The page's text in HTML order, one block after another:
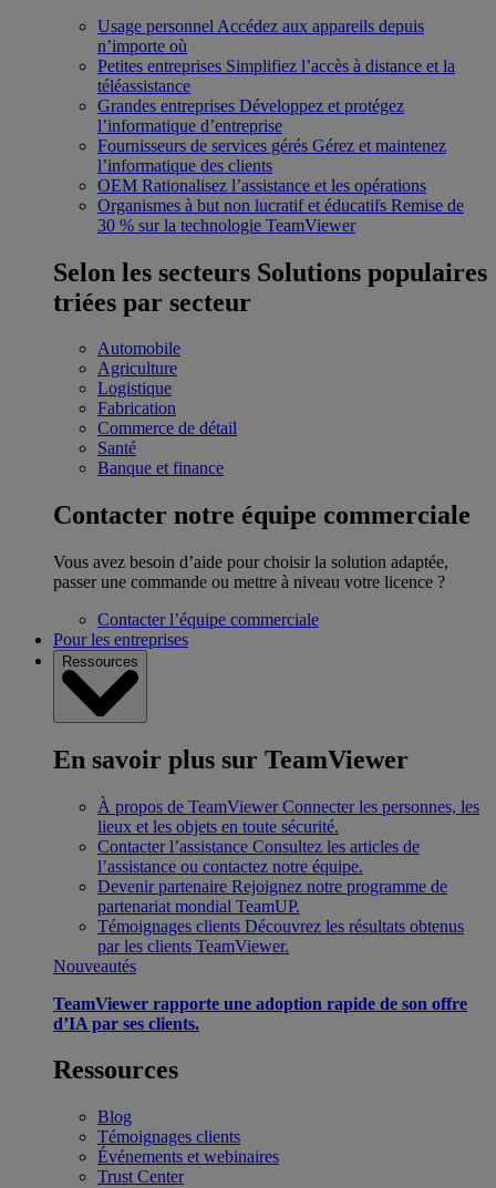
Usage personnel Accédez aux appareils depuis
n’importe où
Petites entreprises Simplifiez l’accès à distance et la
téléassistance
Grandes entreprises Développez et protégez
l’informatique d’entreprise
Fournisseurs de services gérés Gérez et maintenez
l’informatique des clients
OEM Rationalisez l’assistance et les opérations
Organismes à but non lucratif et éducatifs Remise de
30 % sur la technologie TeamViewer
Selon les secteurs Solutions populaires
triées par secteur
Automobile
Agriculture
Logistique
Fabrication
Commerce de détail
Santé
Banque et finance
Contacter notre équipe commerciale
Vous avez besoin d’aide pour choisir la solution adaptée,
passer une commande ou mettre à niveau votre licence ?
Contacter l’équipe commerciale
Pour les entreprises
Ressources
En savoir plus sur TeamViewer
À propos de TeamViewer Connecter les personnes, les
lieux et les objets en toute sécurité.
Contacter l’assistance Consultez les articles de
l’assistance ou contactez notre équipe.
Devenir partenaire Rejoignez notre programme de
partenariat mondial TeamUP.
Témoignages clients Découvrez les résultats obtenus
par les clients TeamViewer.
Nouveautés
TeamViewer rapporte une adoption rapide de son offre
d’IA par ses clients.
Ressources
Blog
Témoignages clients
Événements et webinaires
Trust Center